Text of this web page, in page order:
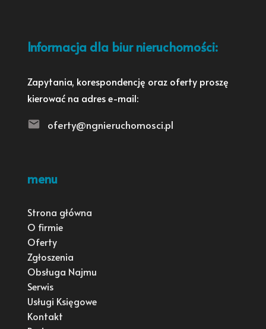
Informacja dla biur nieruchomości:
Zapytania, korespondencję oraz oferty proszę
kierować na adres e-mail:
oferty@ngnieruchomosci.pl
menu
Strona główna
O firmie
Oferty
Zgłoszenia
Obsługa Najmu
Serwis
Usługi Księgowe
Kontakt